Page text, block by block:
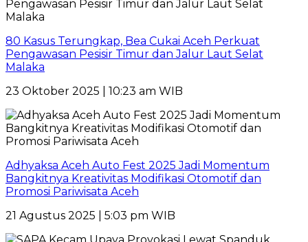
80 Kasus Terungkap, Bea Cukai Aceh Perkuat
Pengawasan Pesisir Timur dan Jalur Laut Selat
Malaka
23 Oktober 2025 | 10:23 am WIB
Adhyaksa Aceh Auto Fest 2025 Jadi Momentum
Bangkitnya Kreativitas Modifikasi Otomotif dan
Promosi Pariwisata Aceh
21 Agustus 2025 | 5:03 pm WIB